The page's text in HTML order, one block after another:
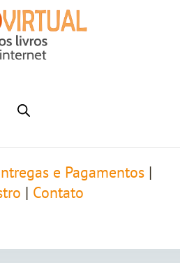
e Pagamentos
Contato